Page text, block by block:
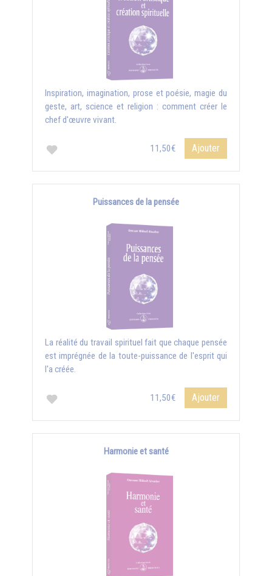
Inspiration, imagination, prose et poésie, magie du
geste, art, science et religion : comment créer le
chef d'œuvre vivant.
11,50€ Ajouter
Puissances de la pensée
La réalité du travail spirituel fait que chaque pensée
est imprégnée de la toute-puissance de l'esprit qui
l'a créée.
11,50€ Ajouter
Harmonie et santé